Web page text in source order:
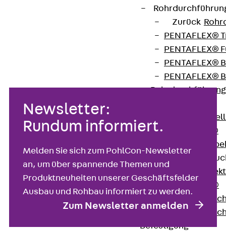
Zurück
PENTAFLEX®
PENTAFLEX®
PENTAFLEX®
PENTAFLEX®
SWELLFLEX®
Quellbänder
PLURAFLEX®
Befestigung
Newsletter:
Rundum informiert.
Melden Sie sich zum PohlCon-Newsletter
an, um über spannende Themen und
Produktneuheiten unserer Geschäftsfelder
Ausbau und Rohbau informiert zu werden.
Zum Newsletter anmelden